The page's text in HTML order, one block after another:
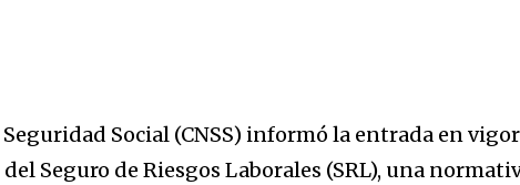
Social (CNSS) informó la entrada en vigor
Seguro de Riesgos Laborales (SRL), una